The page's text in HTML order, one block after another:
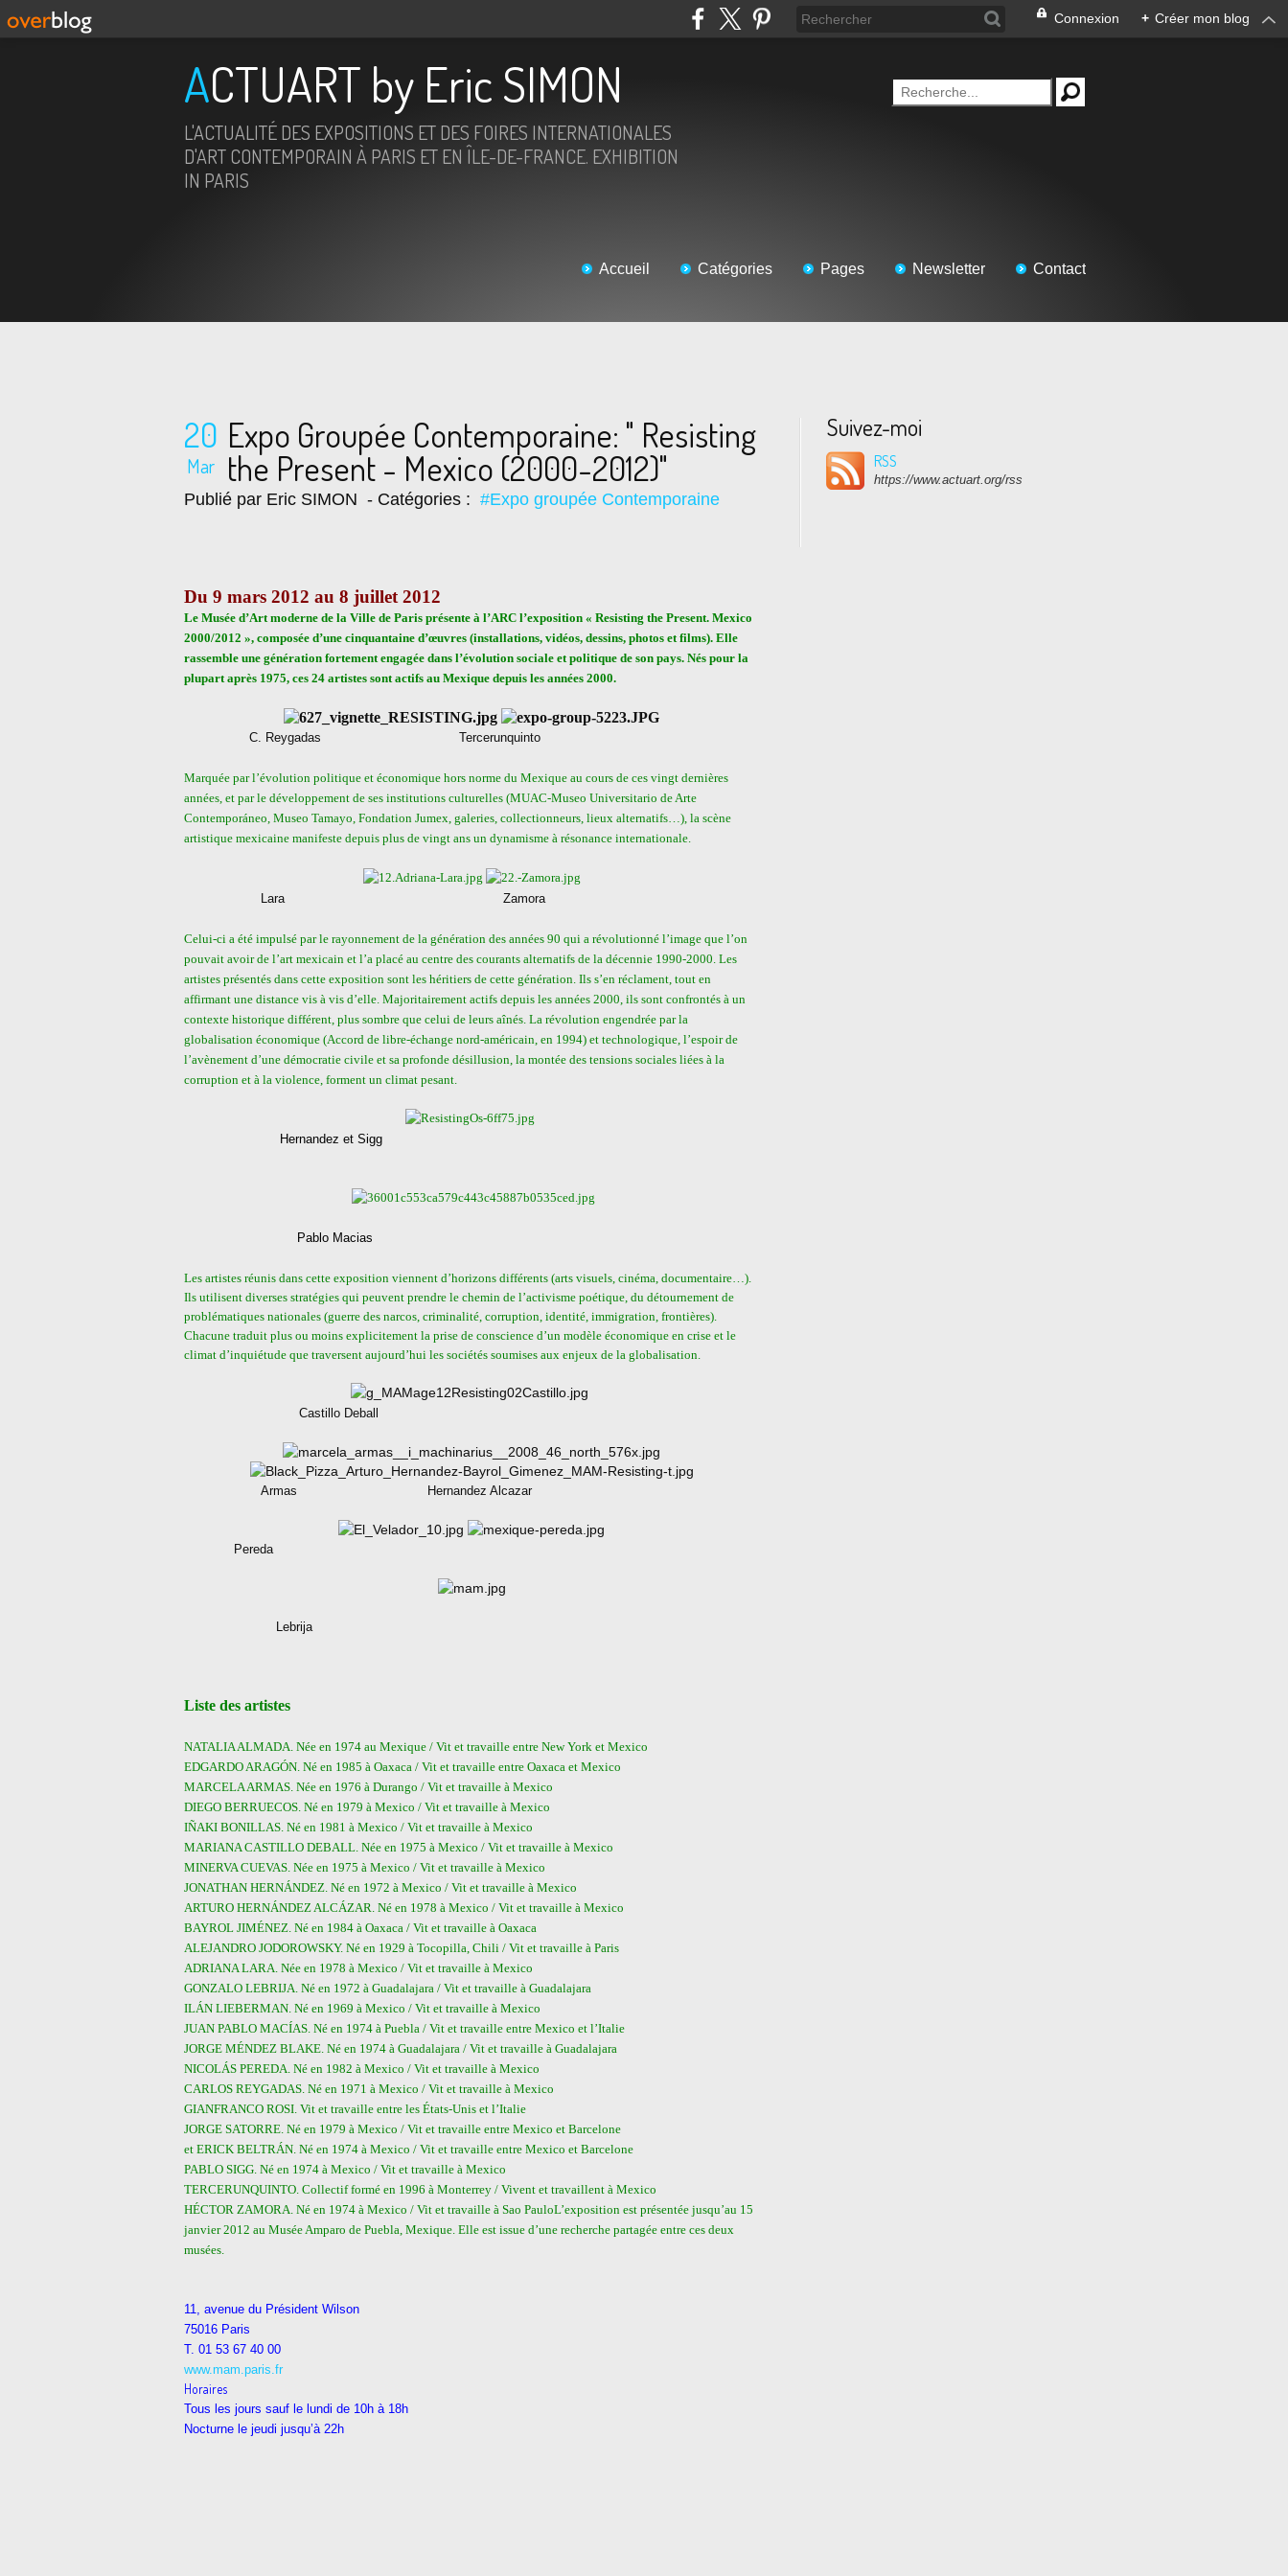
Connexion + Créer mon blog
ACTUART by Eric SIMON
L'ACTUALITÉ DES EXPOSITIONS ET DES FOIRES INTERNATIONALES
D'ART CONTEMPORAIN À PARIS ET EN ÎLE-DE-FRANCE. EXHIBITION
IN PARIS
Accueil Catégories Pages Newsletter Contact
20
Mar
Expo Groupée Contemporaine: " Resisting
the Present - Mexico (2000-2012)"
Publié par Eric SIMON - Catégories : #Expo groupée Contemporaine
Du 9 mars 2012 au 8 juillet 2012
Le Musée d’Art moderne de la Ville de Paris présente à l’ARC l’exposition « Resisting the Present. Mexico
2000/2012 », composée d’une cinquantaine d’œuvres (installations, vidéos, dessins, photos et films). Elle
rassemble une génération fortement engagée dans l’évolution sociale et politique de son pays. Nés pour la
plupart après 1975, ces 24 artistes sont actifs au Mexique depuis les années 2000.
C. Reygadas Tercerunquinto
Marquée par l’évolution politique et économique hors norme du Mexique au cours de ces vingt dernières
années, et par le développement de ses institutions culturelles (MUAC-Museo Universitario de Arte
Contemporáneo, Museo Tamayo, Fondation Jumex, galeries, collectionneurs, lieux alternatifs…), la scène
artistique mexicaine manifeste depuis plus de vingt ans un dynamisme à résonance internationale.
Lara Zamora
Celui-ci a été impulsé par le rayonnement de la génération des années 90 qui a révolutionné l’image que l’on
pouvait avoir de l’art mexicain et l’a placé au centre des courants alternatifs de la décennie 1990-2000. Les
artistes présentés dans cette exposition sont les héritiers de cette génération. Ils s’en réclament, tout en
affirmant une distance vis à vis d’elle. Majoritairement actifs depuis les années 2000, ils sont confrontés à un
contexte historique différent, plus sombre que celui de leurs aînés. La révolution engendrée par la
globalisation économique (Accord de libre-échange nord-américain, en 1994) et technologique, l’espoir de
l’avènement d’une démocratie civile et sa profonde désillusion, la montée des tensions sociales liées à la
corruption et à la violence, forment un climat pesant.
Hernandez et Sigg
Pablo Macias
Les artistes réunis dans cette exposition viennent d’horizons différents (arts visuels, cinéma, documentaire…).
Ils utilisent diverses stratégies qui peuvent prendre le chemin de l’activisme poétique, du détournement de
problématiques nationales (guerre des narcos, criminalité, corruption, identité, immigration, frontières).
Chacune traduit plus ou moins explicitement la prise de conscience d’un modèle économique en crise et le
climat d’inquiétude que traversent aujourd’hui les sociétés soumises aux enjeux de la globalisation.
Castillo Deball
Armas Hernandez Alcazar
Pereda
Lebrija
Liste des artistes
NATALIA ALMADA. Née en 1974 au Mexique / Vit et travaille entre New York et Mexico
EDGARDO ARAGÓN. Né en 1985 à Oaxaca / Vit et travaille entre Oaxaca et Mexico
MARCELA ARMAS. Née en 1976 à Durango / Vit et travaille à Mexico
DIEGO BERRUECOS. Né en 1979 à Mexico / Vit et travaille à Mexico
IÑAKI BONILLAS. Né en 1981 à Mexico / Vit et travaille à Mexico
MARIANA CASTILLO DEBALL. Née en 1975 à Mexico / Vit et travaille à Mexico
MINERVA CUEVAS. Née en 1975 à Mexico / Vit et travaille à Mexico
JONATHAN HERNÁNDEZ. Né en 1972 à Mexico / Vit et travaille à Mexico
ARTURO HERNÁNDEZ ALCÁZAR. Né en 1978 à Mexico / Vit et travaille à Mexico
BAYROL JIMÉNEZ. Né en 1984 à Oaxaca / Vit et travaille à Oaxaca
ALEJANDRO JODOROWSKY. Né en 1929 à Tocopilla, Chili / Vit et travaille à Paris
ADRIANA LARA. Née en 1978 à Mexico / Vit et travaille à Mexico
GONZALO LEBRIJA. Né en 1972 à Guadalajara / Vit et travaille à Guadalajara
ILÁN LIEBERMAN. Né en 1969 à Mexico / Vit et travaille à Mexico
JUAN PABLO MACÍAS. Né en 1974 à Puebla / Vit et travaille entre Mexico et l’Italie
JORGE MÉNDEZ BLAKE. Né en 1974 à Guadalajara / Vit et travaille à Guadalajara
NICOLÁS PEREDA. Né en 1982 à Mexico / Vit et travaille à Mexico
CARLOS REYGADAS. Né en 1971 à Mexico / Vit et travaille à Mexico
GIANFRANCO ROSI. Vit et travaille entre les États-Unis et l’Italie
JORGE SATORRE. Né en 1979 à Mexico / Vit et travaille entre Mexico et Barcelone
et ERICK BELTRÁN. Né en 1974 à Mexico / Vit et travaille entre Mexico et Barcelone
PABLO SIGG. Né en 1974 à Mexico / Vit et travaille à Mexico
TERCERUNQUINTO. Collectif formé en 1996 à Monterrey / Vivent et travaillent à Mexico
HÉCTOR ZAMORA. Né en 1974 à Mexico / Vit et travaille à Sao PauloL’exposition est présentée jusqu’au 15
janvier 2012 au Musée Amparo de Puebla, Mexique. Elle est issue d’une recherche partagée entre ces deux
musées.
11, avenue du Président Wilson
75016 Paris
T. 01 53 67 40 00
www.mam.paris.fr
Horaires
Tous les jours sauf le lundi de 10h à 18h
Nocturne le jeudi jusqu’à 22h
Suivez-moi
RSS
https://www.actuart.org/rss